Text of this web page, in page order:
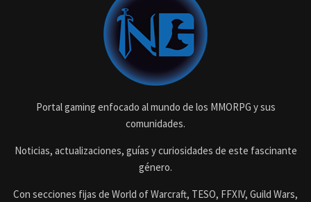
Portal gaming enfocado al mundo de los MMORPG y sus
comunidades.
Noticias, actualizaciones, guías y curiosidades de este fascinante
género.
Con secciones fijas de World of Warcraft, TESO, FFXIV, Guild Wars,